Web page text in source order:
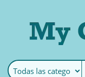
MyGoods